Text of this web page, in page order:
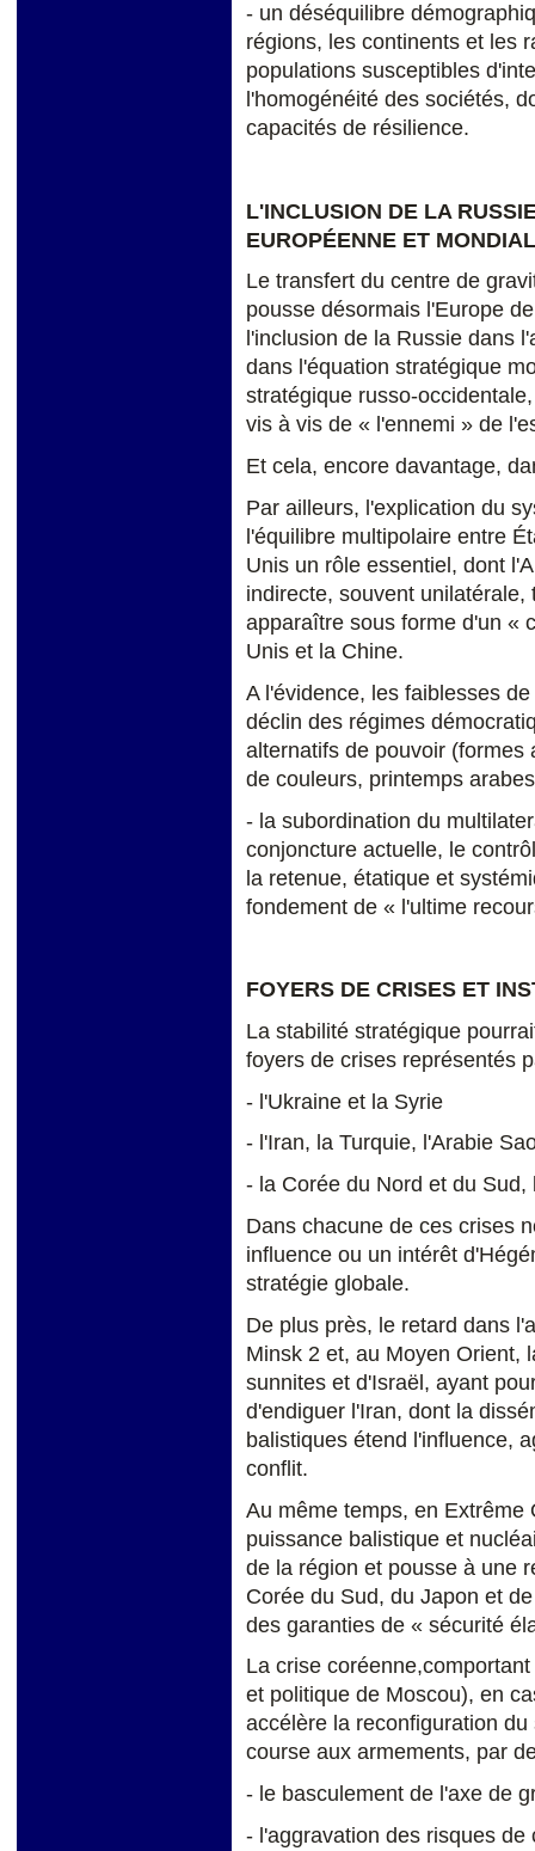
- un déséquilibre
régions, les continents et les
populations susceptibles
l'homogénéité des sociétés,
capacités de résilience.
L'INCLUSION DE LA
EUROPÉENNE ET
Le transfert du centre de
pousse désormais l'Europe
l'inclusion de la Russie dans
dans l'équation stratégique
stratégique russo-
vis à vis de « l'ennemi » de
Et cela, encore davantage,
Par ailleurs, l'explication du
l'équilibre multipolaire entre
Unis un rôle essentiel, dont
indirecte, souvent
apparaître sous forme d'un «
Unis et la Chine.
A l'évidence, les faiblesses
déclin des régimes
alternatifs de pouvoir (formes
de couleurs, printemps
- la subordination du
conjoncture actuelle, le
la retenue, étatique et
fondement de « l'ultime
FOYERS DE CRISES ET
La stabilité stratégique
foyers de crises représentés
- l'Ukraine et la Syrie
- l'Iran, la Turquie, l'Arabie
- la Corée du Nord et du
Dans chacune de ces crises
influence ou un intérêt
stratégie globale.
De plus près, le retard dans
Minsk 2 et, au Moyen Orient,
sunnites et d'Israël, ayant
d'endiguer l'Iran, dont la
balistiques étend l'influence,
conflit.
Au même temps, en Extrême
puissance balistique et
de la région et pousse à une
Corée du Sud, du Japon et
des garanties de « sécurité
La crise
et politique de Moscou), en
accélère la reconfiguration
course aux armements, par
- le basculement de l'axe de
- l'aggravation des risques